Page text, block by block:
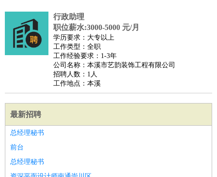
行政助理
职位薪水:3000-5000 元/月
学历要求：大专以上
工作类型：全职
工作经验要求：1-3年
公司名称：本溪市艺韵装饰工程有限公司
招聘人数：1人
工作地点：本溪
最新招聘
总经理秘书
前台
总经理秘书